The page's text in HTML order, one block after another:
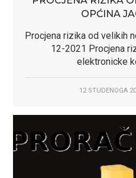
OPĆINA
Procjena rizika od velikih
12-2021 Procjena
elektronicke
12 STUDENOGA